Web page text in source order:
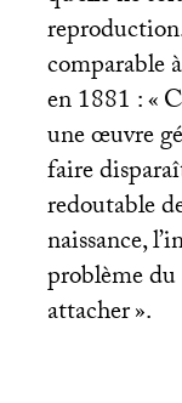
comparable
en 1881 : «
une œuvre
faire
redoutable
naissance,
problème du
attacher».